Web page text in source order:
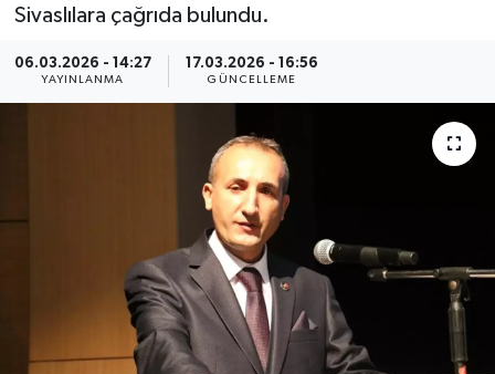
Sivaslılara çağrıda bulundu.
06.03.2026 - 14:27
YAYINLANMA
17.03.2026 - 16:56
GÜNCELLEME
ÖZEL HABER
RESMİ İLANLAR
SOSYAL YARDIMLAR
SPONSORLU YAZI
SPOR